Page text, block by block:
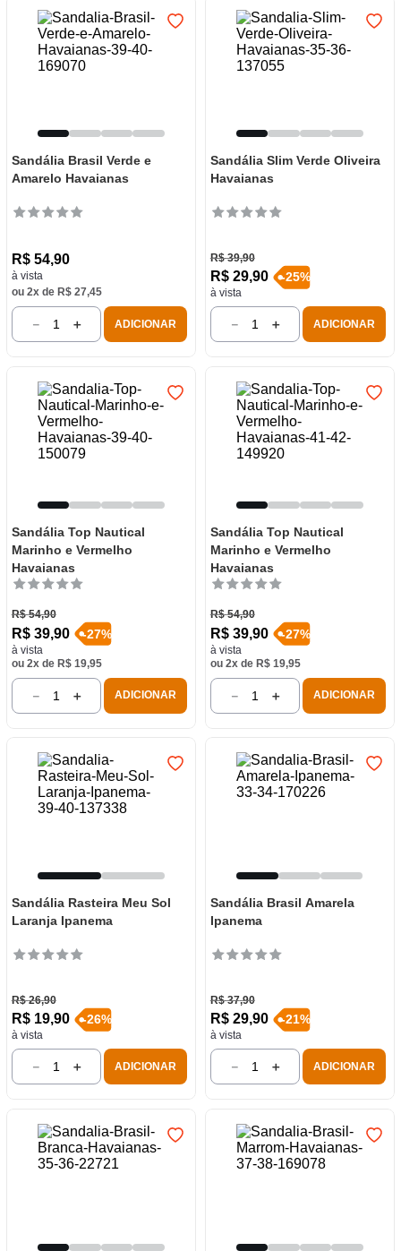
Sandália Brasil Verde e
Amarelo Havaianas
R$ 54,90
à vista
ou 2x de R$ 27,45
＋
－ ADICIONAR
Sandália Slim Verde Oliveira
Havaianas
R$ 39,90
R$ 29,90
à vista
-25%
＋
－ ADICIONAR
Sandália Top Nautical
Marinho e Vermelho
Havaianas
R$ 54,90
R$ 39,90
à vista
-27%
ou 2x de R$ 19,95
＋
－ ADICIONAR
Sandália Top Nautical
Marinho e Vermelho
Havaianas
R$ 54,90
R$ 39,90
à vista
-27%
ou 2x de R$ 19,95
＋
－ ADICIONAR
Sandália Rasteira Meu Sol
Laranja Ipanema
R$ 26,90
R$ 19,90
à vista
-26%
＋
－ ADICIONAR
Sandália Brasil Amarela
Ipanema
R$ 37,90
R$ 29,90
à vista
-21%
＋
－ ADICIONAR